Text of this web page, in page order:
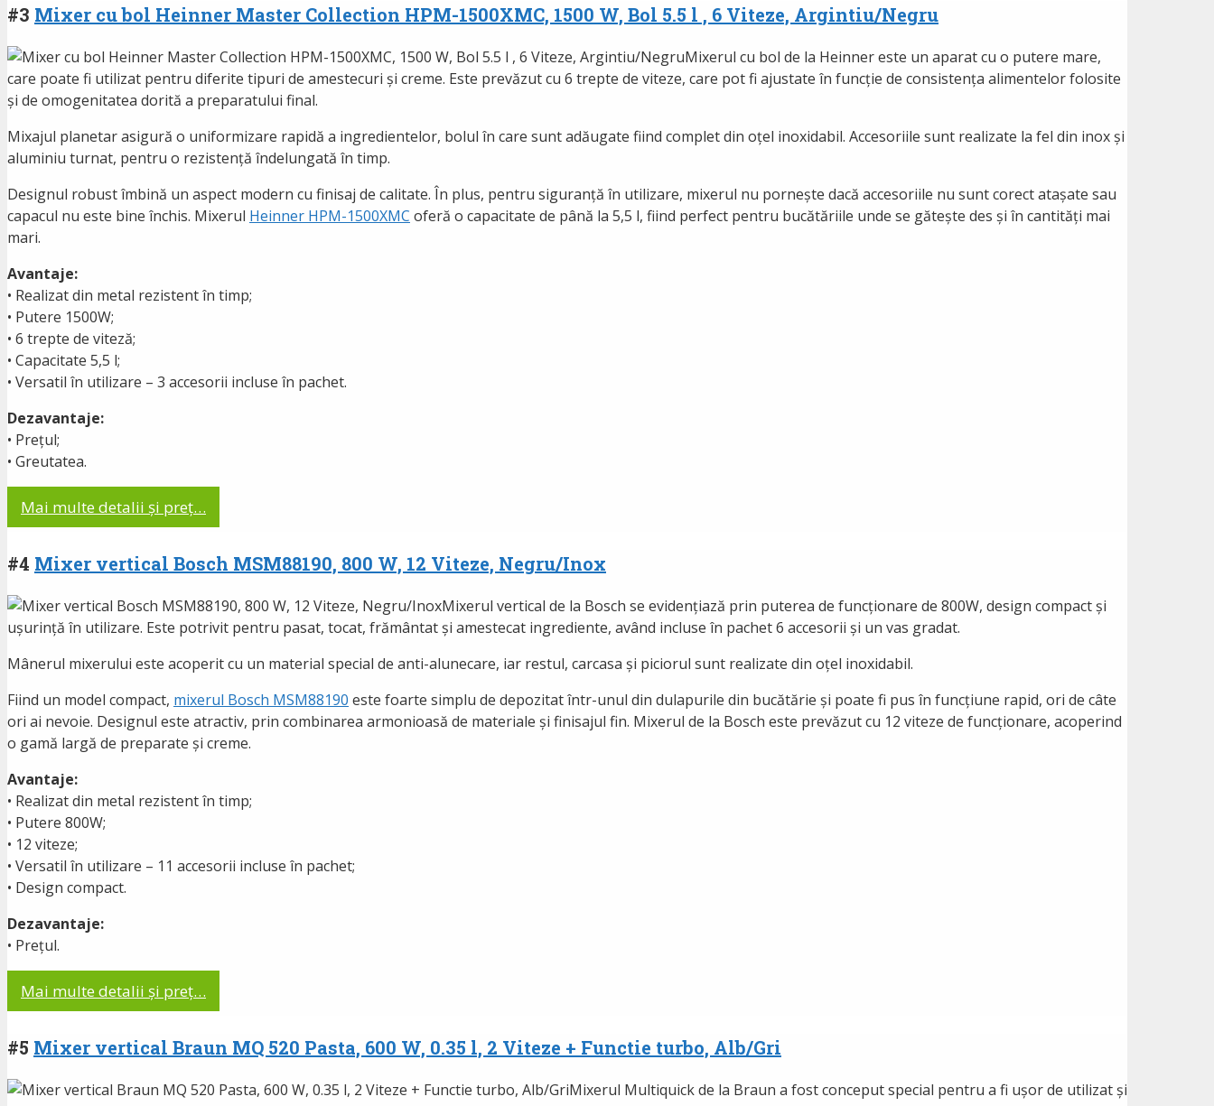
#3 Mixer cu bol Heinner Master Collection HPM-1500XMC, 1500 W, Bol 5.5 l , 6 Viteze, Argintiu/Negru
Mixerul cu bol de la Heinner este un aparat cu o putere mare,
care poate fi utilizat pentru diferite tipuri de amestecuri și creme. Este prevăzut cu 6 trepte de viteze, care pot fi ajustate în funcție de consistența alimentelor folosite
și de omogenitatea dorită a preparatului final.
Mixajul planetar asigură o uniformizare rapidă a ingredientelor, bolul în care sunt adăugate fiind complet din oțel inoxidabil. Accesoriile sunt realizate la fel din inox și
aluminiu turnat, pentru o rezistență îndelungată în timp.
Designul robust îmbină un aspect modern cu finisaj de calitate. În plus, pentru siguranță în utilizare, mixerul nu pornește dacă accesoriile nu sunt corect atașate sau
capacul nu este bine închis. Mixerul Heinner HPM-1500XMC oferă o capacitate de până la 5,5 l, fiind perfect pentru bucătăriile unde se gătește des și în cantități mai
mari.
Avantaje:
• Realizat din metal rezistent în timp;
• Putere 1500W;
• 6 trepte de viteză;
• Capacitate 5,5 l;
• Versatil în utilizare – 3 accesorii incluse în pachet.
Dezavantaje:
• Prețul;
• Greutatea.
Mai multe detalii și preț…
#4 Mixer vertical Bosch MSM88190, 800 W, 12 Viteze, Negru/Inox
Mixerul vertical de la Bosch se evidențiază prin puterea de funcționare de 800W, design compact și
ușurință în utilizare. Este potrivit pentru pasat, tocat, frământat și amestecat ingrediente, având incluse în pachet 6 accesorii și un vas gradat.
Mânerul mixerului este acoperit cu un material special de anti-alunecare, iar restul, carcasa și piciorul sunt realizate din oțel inoxidabil.
Fiind un model compact, mixerul Bosch MSM88190 este foarte simplu de depozitat într-unul din dulapurile din bucătărie și poate fi pus în funcțiune rapid, ori de câte
ori ai nevoie. Designul este atractiv, prin combinarea armonioasă de materiale și finisajul fin. Mixerul de la Bosch este prevăzut cu 12 viteze de funcționare, acoperind
o gamă largă de preparate și creme.
Avantaje:
• Realizat din metal rezistent în timp;
• Putere 800W;
• 12 viteze;
• Versatil în utilizare – 11 accesorii incluse în pachet;
• Design compact.
Dezavantaje:
• Prețul.
Mai multe detalii și preț…
#5 Mixer vertical Braun MQ 520 Pasta, 600 W, 0.35 l, 2 Viteze + Functie turbo, Alb/Gri
Mixerul Multiquick de la Braun a fost conceput special pentru a fi ușor de utilizat și